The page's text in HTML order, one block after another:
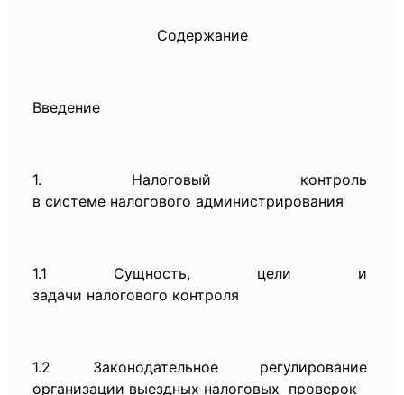
Содержание
Введение
1. Налоговый контроль
в системе налогового администрирования
1.1 Сущность, цели и
задачи налогового контроля
1.2 Законодательное регулирование
организации выездных налоговых проверок